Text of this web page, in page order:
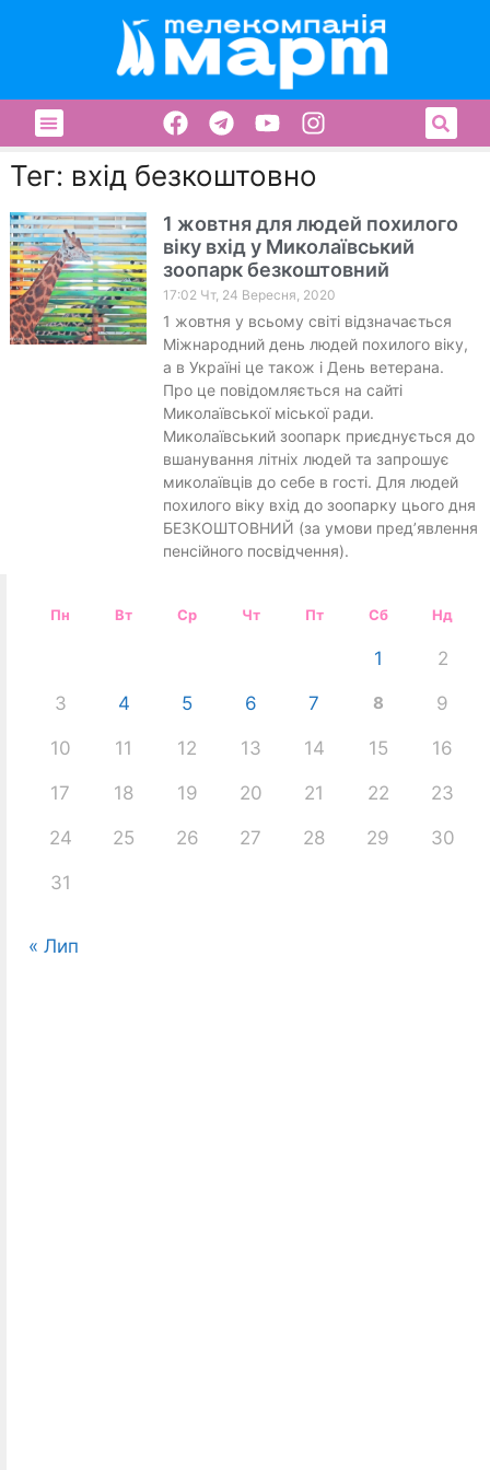
Тег: вхід безкоштовно
1 жовтня для людей похилого
віку вхід у Миколаївський
зоопарк безкоштовний
17:02 Чт, 24 Вересня, 2020
1 жовтня у всьому світі відзначається
Міжнародний день людей похилого віку,
а в Україні це також і День ветерана.
Про це повідомляється на сайті
Миколаївської міської ради.
Миколаївський зоопарк приєднується до
вшанування літніх людей та запрошує
миколаївців до себе в гості. Для людей
похилого віку вхід до зоопарку цього дня
БЕЗКОШТОВНИЙ (за умови пред’явлення
пенсійного посвідчення).
Пн Вт Ср Чт Пт Сб Нд
1 2
3 4 5 6 7 8 9
10 11 12 13 14 15 16
17 18 19 20 21 22 23
24 25 26 27 28 29 30
31
« Лип